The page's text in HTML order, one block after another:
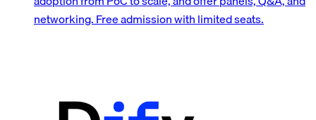
networking. Free admission with limited seats.